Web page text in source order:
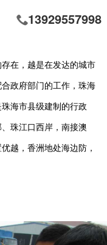
13929557998
在，越是在发达的城市
政府部门的工作，珠海
海市县级建制的行政
珠江口西岸，南接澳
越，香洲地处海边防，